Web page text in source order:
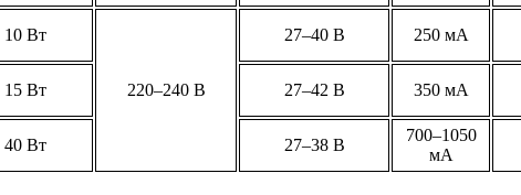
10 Вт
220–240 В
27–40 В 250 мА
15 Вт 27–42 В 350 мА
40 Вт 27–38 В
700–1050
мА